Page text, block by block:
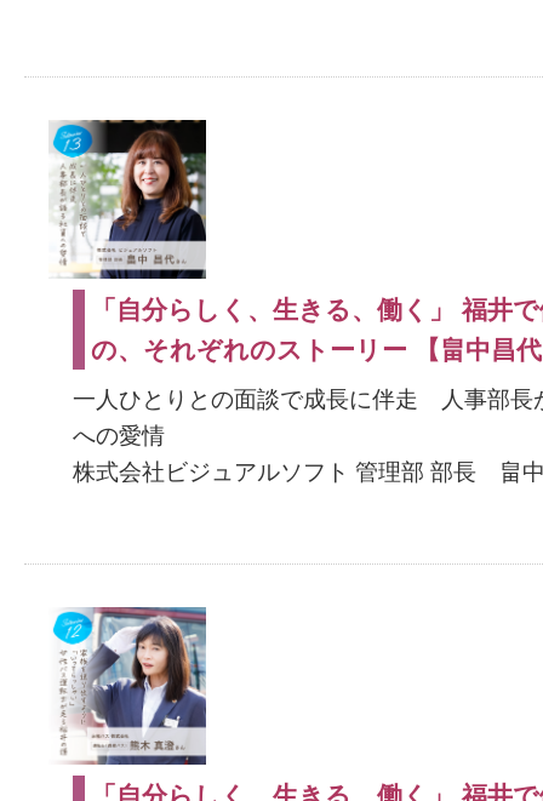
「自分らしく、生きる、働く」 福井
の、それぞれのストーリー 【畠中昌
一人ひとりとの面談で成長に伴走 人事部長
への愛情
株式会社ビジュアルソフト 管理部 部長 畠
「自分らしく、生きる、働く」 福井